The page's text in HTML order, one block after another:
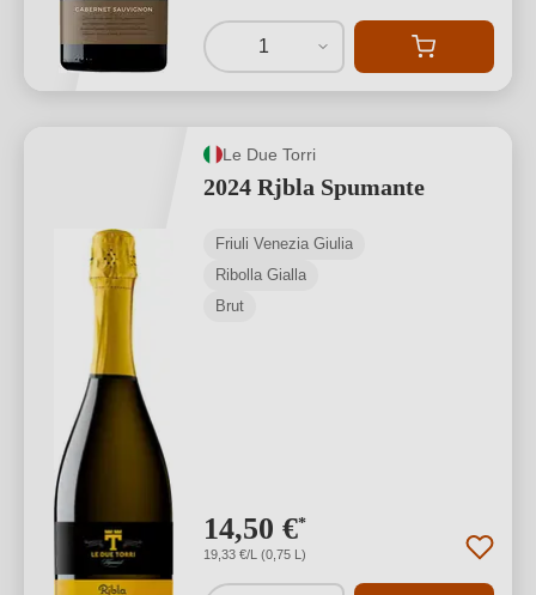
1
Le Due Torri
2024 Rjbla Spumante
Friuli Venezia Giulia
Ribolla Gialla
Brut
14,50 €*
19,33 €/L (0,75 L)